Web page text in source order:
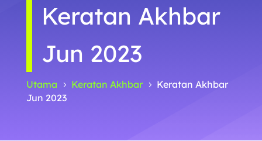
Keratan Akhbar
Jun 2023
Utama 5 Keratan Akhbar 5
Keratan Akhbar
Jun 2023